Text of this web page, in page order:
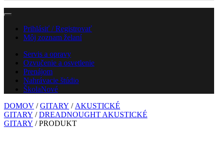
Prihlásiť / Registrovať
Môj zoznam želaní
Servis a opravy
Ozvučenie a osvetlenie
Prenájom
Nahrávacie štúdio
ŠkolaNové
DOMOV /GITARY / AKUSTICKÉ
GITARY /DREADNOUGHT AKUSTICKÉ
GITARY / PRODUKT